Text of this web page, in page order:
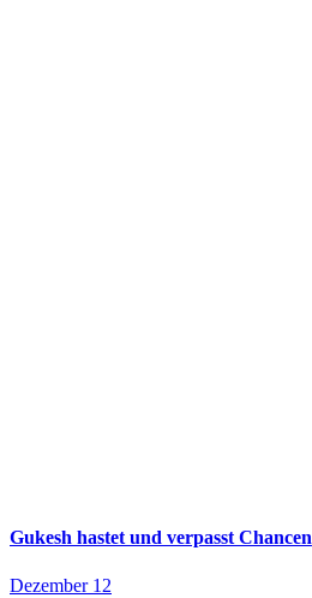
Gukesh hastet und verpasst Chancen
Dezember 12